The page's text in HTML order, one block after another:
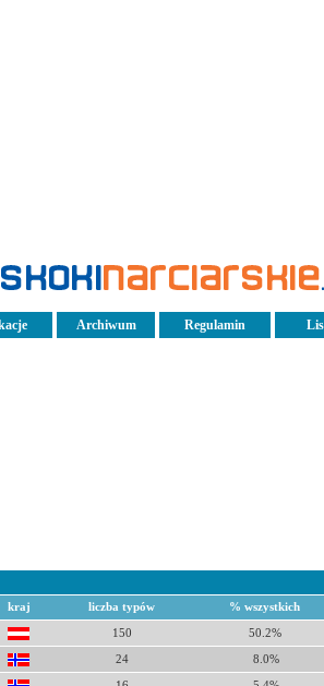
Archiwum Regulamin
kraj liczba typów % wszystkich
150 50.2%
24 8.0%